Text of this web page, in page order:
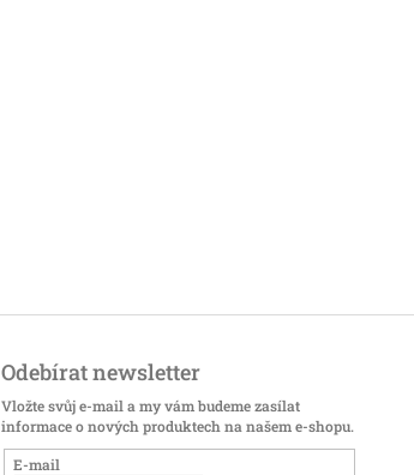
Odebírat newsletter
Vložte svůj e-mail a my vám budeme zasílat
informace o nových produktech na našem e-shopu.
E-mail